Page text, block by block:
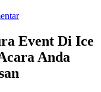
Event Di Ice
Anda